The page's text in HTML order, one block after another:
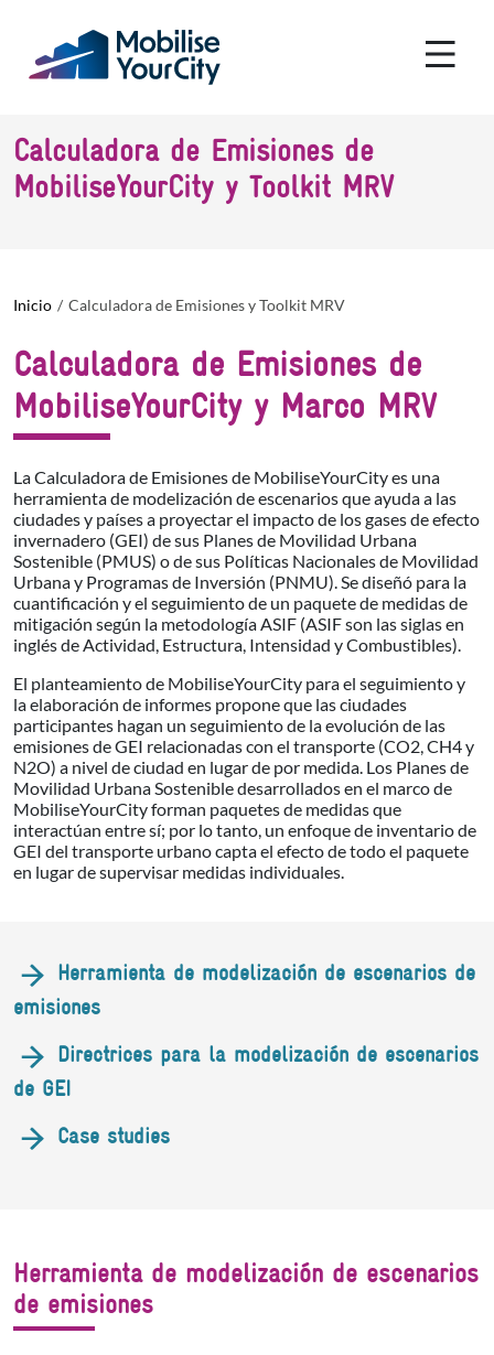
Calculadora de Emisiones de
MobiliseYourCity y Toolkit MRV
Inicio Calculadora de Emisiones y Toolkit MRV
Calculadora de Emisiones de
MobiliseYourCity y Marco MRV
La Calculadora de Emisiones de MobiliseYourCity es una
herramienta de modelización de escenarios que ayuda a las
ciudades y países a proyectar el impacto de los gases de efecto
invernadero (GEI) de sus Planes de Movilidad Urbana
Sostenible (PMUS) o de sus Políticas Nacionales de Movilidad
Urbana y Programas de Inversión (PNMU). Se diseñó para la
cuantificación y el seguimiento de un paquete de medidas de
mitigación según la metodología ASIF (ASIF son las siglas en
inglés de Actividad, Estructura, Intensidad y Combustibles).
El planteamiento de MobiliseYourCity para el seguimiento y
la elaboración de informes propone que las ciudades
participantes hagan un seguimiento de la evolución de las
emisiones de GEI relacionadas con el transporte (CO2, CH4 y
N2O) a nivel de ciudad en lugar de por medida. Los Planes de
Movilidad Urbana Sostenible desarrollados en el marco de
MobiliseYourCity forman paquetes de medidas que
interactúan entre sí; por lo tanto, un enfoque de inventario de
GEI del transporte urbano capta el efecto de todo el paquete
en lugar de supervisar medidas individuales.
Herramienta de modelización de escenarios de
emisiones
Directrices para la modelización de escenarios
de GEI
Case studies
Herramienta de modelización de escenarios
de emisiones